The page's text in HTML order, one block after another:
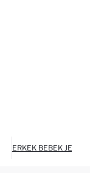
ERKEK BEBEK JEAN